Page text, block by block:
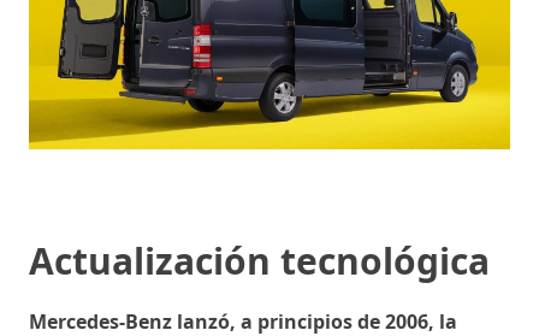
Actualización tecnológica
Mercedes-Benz lanzó, a principios de 2006, la